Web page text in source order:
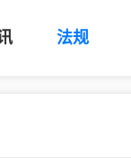
法规